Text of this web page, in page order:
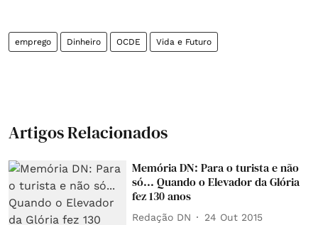
emprego Dinheiro OCDE Vida e Futuro
Artigos Relacionados
Memória DN: Para o turista e não
só... Quando o Elevador da Glória
fez 130 anos
Redação DN 24 Out 2015